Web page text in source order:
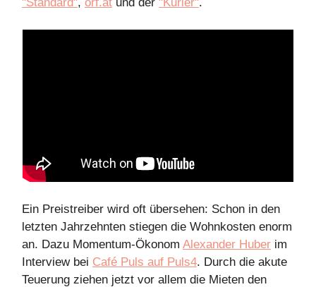
Ein Preistreiber wird oft übersehen: Schon in den
letzten Jahrzehnten stiegen die Wohnkosten enorm
an. Dazu Momentum-Ökonom Alexander Huber im
Interview bei Café Puls auf Puls4. Durch die akute
Teuerung ziehen jetzt vor allem die Mieten den